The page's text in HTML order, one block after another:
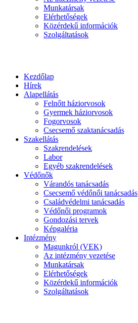
Munkatársak
Elérhetőségek
Közérdekű információk
Szolgáltatások
Kezdőlap
Hírek
Alapellátás
Felnőtt háziorvosok
Gyermek háziorvosok
Fogorvosok
Csecsemő szaktanácsadás
Szakellátás
Szakrendelések
Labor
Egyéb szakrendelések
Védőnők
Várandós tanácsadás
Csecsemő védőnői tanácsadás
Családvédelmi tanácsadás
Védőnői programok
Gondozási tervek
Képgaléria
Intézmény
Magunkról (VEK)
Az intézmény vezetése
Munkatársak
Elérhetőségek
Közérdekű információk
Szolgáltatások